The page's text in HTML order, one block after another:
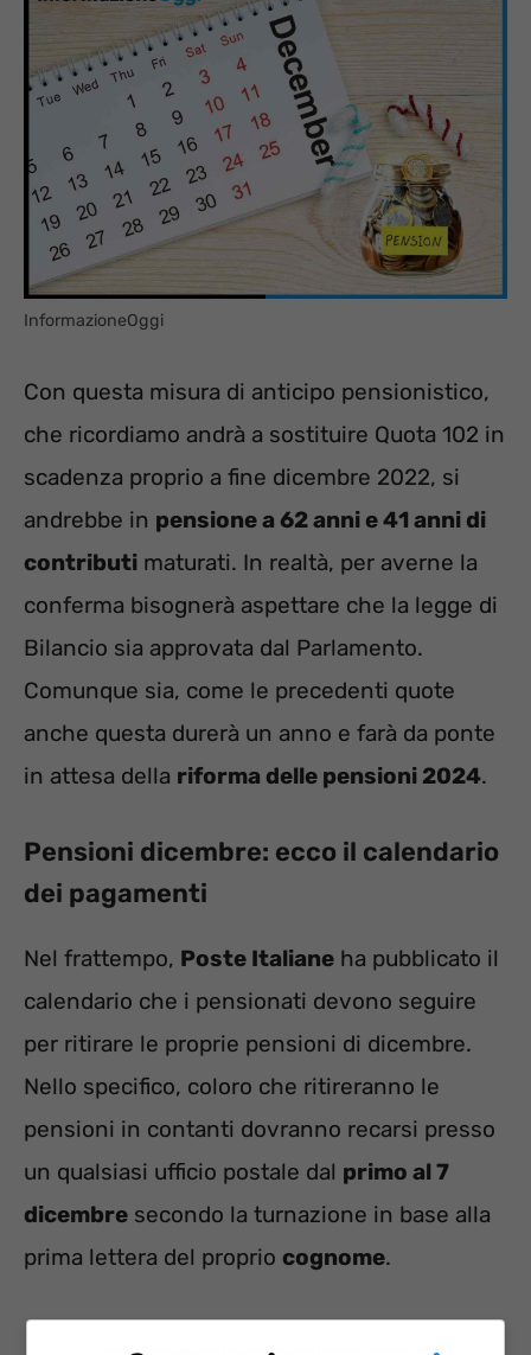
InformazioneOggi
Con questa misura di anticipo pensionistico,
che ricordiamo andrà a sostituire Quota 102 in
scadenza proprio a fine dicembre 2022, si
andrebbe in pensione a 62 anni e 41 anni di
contributi maturati. In realtà, per averne la
conferma bisognerà aspettare che la legge di
Bilancio sia approvata dal Parlamento.
Comunque sia, come le precedenti quote
anche questa durerà un anno e farà da ponte
in attesa della riforma delle pensioni 2024.
Pensioni dicembre: ecco il calendario
dei pagamenti
Nel frattempo, Poste Italiane ha pubblicato il
calendario che i pensionati devono seguire
per ritirare le proprie pensioni di dicembre.
Nello specifico, coloro che ritireranno le
pensioni in contanti dovranno recarsi presso
un qualsiasi ufficio postale dal primo al 7
dicembre secondo la turnazione in base alla
prima lettera del proprio cognome.